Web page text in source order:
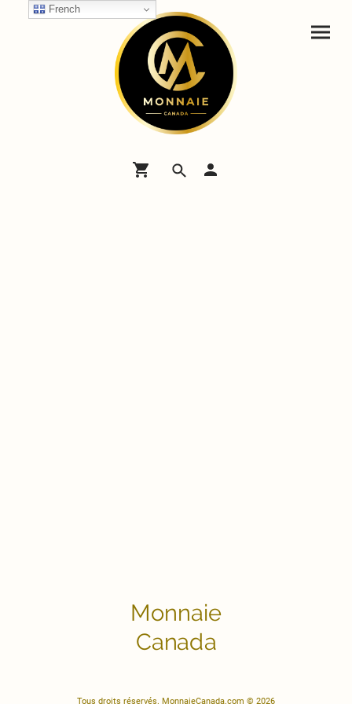
Monnaie
Canada
Tous droits réservés. MonnaieCanada.com © 2026
French